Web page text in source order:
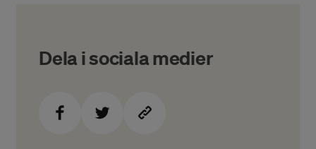
Dela i sociala medier